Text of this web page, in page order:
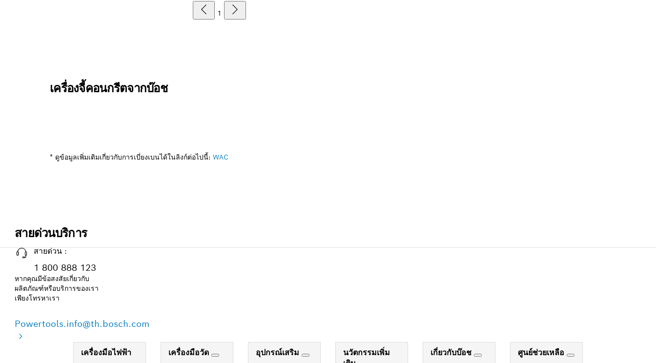
1
เครื่องจี้คอนกรีตจากบ๊อช
* ดูข้อมูลเพิ่มเติมเกี่ยวกับการเบี่ยงเบนได้ในลิงก์ต่อไปนี้: WAC
สายด่วนบริการ
สายด่วน :
1 800 888 123
หากคุณมีข้อสงสัยเกี่ยวกับ
ผลิตภัณฑ์หรือบริการของเรา
เพียงโทรหาเรา
Powertools.info@th.bosch.com
เครื่องมือไฟฟ้า เครื่องมือวัด อุปกรณ์เสริม
นวัตกรรมเพิ่ม
เกี่ยวกับบ๊อช ศูนย์ช่วยเหลือ